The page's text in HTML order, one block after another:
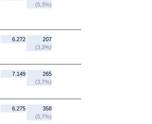
(5,3%)
6.272
207
(3,3%)
7.149
265
(3,7%)
6.275
358
(5,7%)